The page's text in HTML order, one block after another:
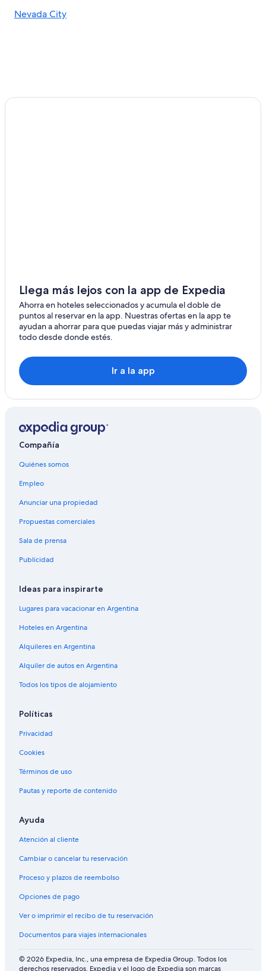
Nevada City
Llega más lejos con la app de Expedia
Ahorra en hoteles seleccionados y acumula el doble de
puntos al reservar en la app. Nuestras ofertas en la app te
ayudan a ahorrar para que puedas viajar más y administrar
todo desde donde estés.
Ir a la app
Compañía
Quiénes somos
Empleo
Anunciar una propiedad
Propuestas comerciales
Sala de prensa
Publicidad
Ideas para inspirarte
Lugares para vacacionar en Argentina
Hoteles en Argentina
Alquileres en Argentina
Alquiler de autos en Argentina
Todos los tipos de alojamiento
Políticas
Privacidad
Cookies
Términos de uso
Pautas y reporte de contenido
Ayuda
Atención al cliente
Cambiar o cancelar tu reservación
Proceso y plazos de reembolso
Opciones de pago
Ver o imprimir el recibo de tu reservación
Documentos para viajes internacionales
© 2026 Expedia, Inc., una empresa de Expedia Group. Todos los
derechos reservados. Expedia y el logo de Expedia son marcas